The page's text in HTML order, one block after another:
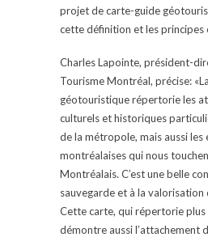
projet de carte-guide
cette définition et les principes
Charles Lapointe, président-
Tourisme Montréal, précise:
géotouristique répertorie les
culturels et historiques
de la métropole, mais aussi les
montréalaises qui nous
Montréalais. C’est une belle
sauvegarde et à la valorisation
Cette carte, qui répertorie
démontre aussi l’attachement